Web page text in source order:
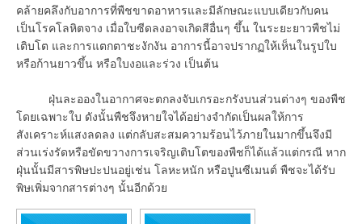
คล้ายคลึงกับอาการที่พืชขาดอาหารและมีลักษณะแบบเดียวกับคน
เป็นโรคโลหิตจาง เมื่อใบซีดลงอาจเกิดสีอื่นๆ ขึ้น ในระยะยาวพืชไม่
เติบโต และการแตกตาชะงักงัน อาการนี้อาจปรากฏให้เห็นในรูปใบ
หรือก้านยาวขึ้น หรือใบงอและร่วง เป็นต้น
ฝุ่นละอองในอากาศจะตกลงจับเกรอะกรังบนส่วนต่างๆ ของพืช
โดยเฉพาะใบ ดังนั้นพืชจึงหายใจได้อย่างจำกัดเป็นผลให้การ
สังเคราะห์แสงลดลง แต่กลับสะสมความร้อนไว้ภายในมากขึ้นจึงมี
ส่วนเร่งรัดหรือขัดขวางการเจริญเติบโตของพืชก็ได้แล้วแต่กรณี หาก
ฝุ่นนั้นมีสารพิษปะปนอยู่เช่น โลหะหนัก หรือปูนซีเมนต์ พืชจะได้รับ
พิษเพิ่มจากสารต่างๆ นั้นอีกด้วย